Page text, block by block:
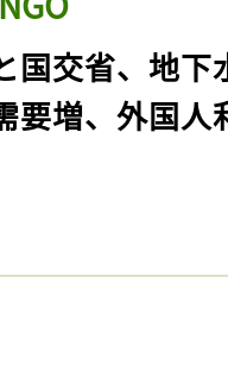
国交省、地下
要増、外国人